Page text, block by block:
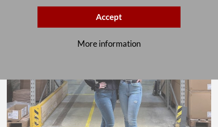
Accept
More information